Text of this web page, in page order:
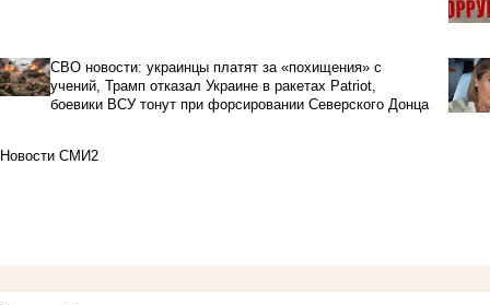
СВО новости: украинцы платят за «похищения» с
учений, Трамп отказал Украине в ракетах Patriot,
боевики ВСУ тонут при форсировании Северского Донца
Новости СМИ2